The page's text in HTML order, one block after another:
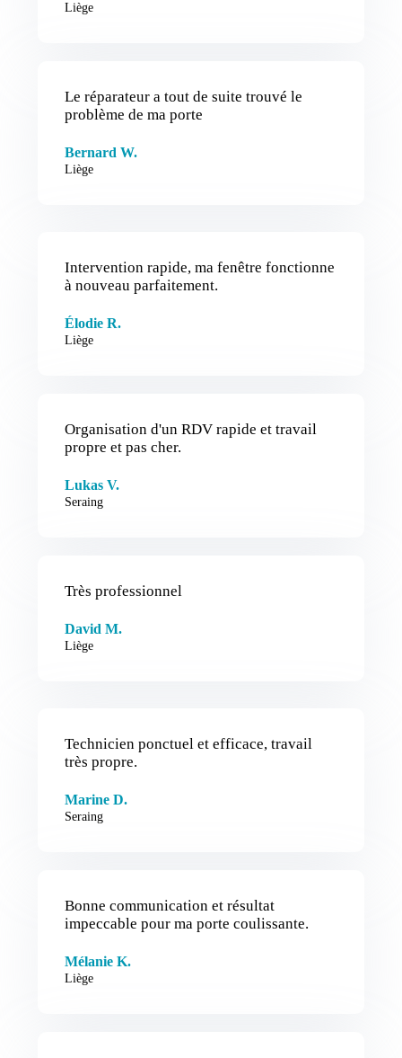
Liège
Le réparateur a tout de suite trouvé le
problème de ma porte
Bernard W.
Liège
Intervention rapide, ma fenêtre fonctionne
à nouveau parfaitement.
Élodie R.
Liège
Organisation d'un RDV rapide et travail
propre et pas cher.
Lukas V.
Seraing
Très professionnel
David M.
Liège
Technicien ponctuel et efficace, travail
très propre.
Marine D.
Seraing
Bonne communication et résultat
impeccable pour ma porte coulissante.
Mélanie K.
Liège